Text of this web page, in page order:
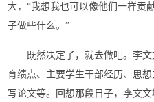
大，“我想我也可以像他们一样贡
子做些什么。”
既然决定了，就去做吧。李
育绩点、主要学生干部经历、思
写论文等。回想那段日子，李文